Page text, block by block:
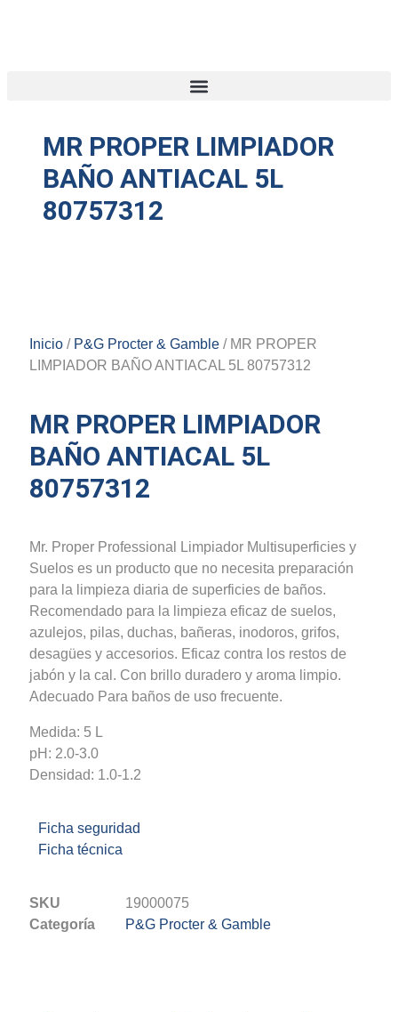
MR PROPER LIMPIADOR
BAÑO ANTIACAL 5L
80757312
Inicio / P&G Procter & Gamble / MR PROPER
LIMPIADOR BAÑO ANTIACAL 5L 80757312
MR PROPER LIMPIADOR
BAÑO ANTIACAL 5L
80757312
Mr. Proper Professional Limpiador Multisuperficies y
Suelos es un producto que no necesita preparación
para la limpieza diaria de superficies de baños.
Recomendado para la limpieza eficaz de suelos,
azulejos, pilas, duchas, bañeras, inodoros, grifos,
desagües y accesorios. Eficaz contra los restos de
jabón y la cal. Con brillo duradero y aroma limpio.
Adecuado Para baños de uso frecuente.
Medida: 5 L
pH: 2.0-3.0
Densidad: 1.0-1.2
Ficha seguridad
Ficha técnica
SKU
19000075
Categoría
P&G Procter & Gamble